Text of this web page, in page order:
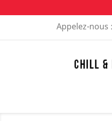
Appelez-nous :